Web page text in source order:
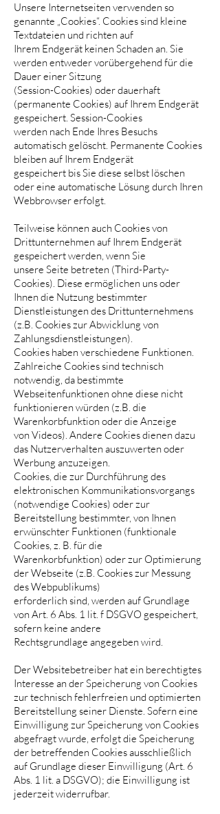
Unsere Internetseiten verwenden so
genannte „Cookies“. Cookies sind kleine
Textdateien und richten auf
Ihrem Endgerät keinen Schaden an. Sie
werden entweder vorübergehend für die
Dauer einer Sitzung
(Session-Cookies) oder dauerhaft
(permanente Cookies) auf Ihrem Endgerät
gespeichert. Session-Cookies
werden nach Ende Ihres Besuchs
automatisch gelöscht. Permanente Cookies
bleiben auf Ihrem Endgerät
gespeichert bis Sie diese selbst löschen
oder eine automatische Lösung durch Ihren
Webbrowser erfolgt.
Teilweise können auch Cookies von
Drittunternehmen auf Ihrem Endgerät
gespeichert werden, wenn Sie
unsere Seite betreten (Third-Party-
Cookies). Diese ermöglichen uns oder
Ihnen die Nutzung bestimmter
Dienstleistungen des Drittunternehmens
(z.B. Cookies zur Abwicklung von
Zahlungsdienstleistungen).
Cookies haben verschiedene Funktionen.
Zahlreiche Cookies sind technisch
notwendig, da bestimmte
Webseitenfunktionen ohne diese nicht
funktionieren würden (z.B. die
Warenkorbfunktion oder die Anzeige
von Videos). Andere Cookies dienen dazu
das Nutzerverhalten auszuwerten oder
Werbung anzuzeigen.
Cookies, die zur Durchführung des
elektronischen Kommunikationsvorgangs
(notwendige Cookies) oder zur
Bereitstellung bestimmter, von Ihnen
erwünschter Funktionen (funktionale
Cookies, z. B. für die
Warenkorbfunktion) oder zur Optimierung
der Webseite (z.B. Cookies zur Messung
des Webpublikums)
erforderlich sind, werden auf Grundlage
von Art. 6 Abs. 1 lit. f DSGVO gespeichert,
sofern keine andere
Rechtsgrundlage angegeben wird.
Der Websitebetreiber hat ein berechtigtes
Interesse an der Speicherung von Cookies
zur technisch fehlerfreien und optimierten
Bereitstellung seiner Dienste. Sofern eine
Einwilligung zur Speicherung von Cookies
abgefragt wurde, erfolgt die Speicherung
der betreffenden Cookies ausschließlich
auf Grundlage dieser Einwilligung (Art. 6
Abs. 1 lit. a DSGVO); die Einwilligung ist
jederzeit widerrufbar.